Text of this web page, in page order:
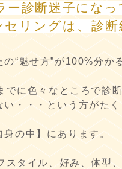
ー診断迷子になっ
セリングは、診
“魅せ方”が100%分か
でに色々なところで診
・・・という方がた
の中】にあります。
スタイル、好み、体型